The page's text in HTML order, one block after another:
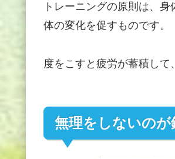
トレーニングの原則は、
体の変化を促すものです。
度をこすと疲労が蓄積して
無理をしないのが